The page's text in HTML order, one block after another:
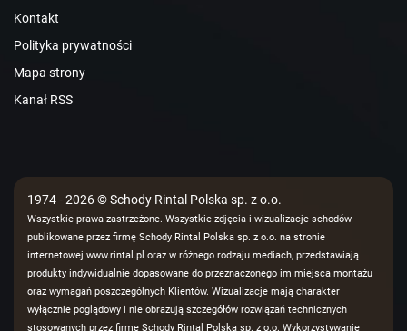
Kontakt
Polityka prywatności
Mapa strony
Kanał RSS
1974 - 2026 © Schody Rintal Polska sp. z o.o.
Wszystkie prawa zastrzeżone. Wszystkie zdjęcia i wizualizacje schodów
publikowane przez firmę Schody Rintal Polska sp. z o.o. na stronie
internetowej www.rintal.pl oraz w różnego rodzaju mediach, przedstawiają
produkty indywidualnie dopasowane do przeznaczonego im miejsca montażu
oraz wymagań poszczególnych Klientów. Wizualizacje mają charakter
wyłącznie poglądowy i nie obrazują szczegółów rozwiązań technicznych
stosowanych przez firmę Schody Rintal Polska sp. z o.o. Wykorzystywanie